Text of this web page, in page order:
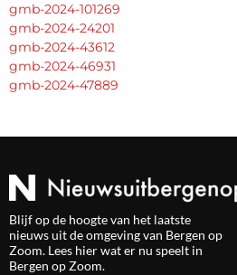
gmb-2024-101269
gmb-2024-24201
gmb-2024-43612
gmb-2024-46931
gmb-2024-47889
Blijf op de hoogte van het laatste
nieuws uit de omgeving van Bergen op
Zoom. Lees hier wat er nu speelt in
Bergen op Zoom.